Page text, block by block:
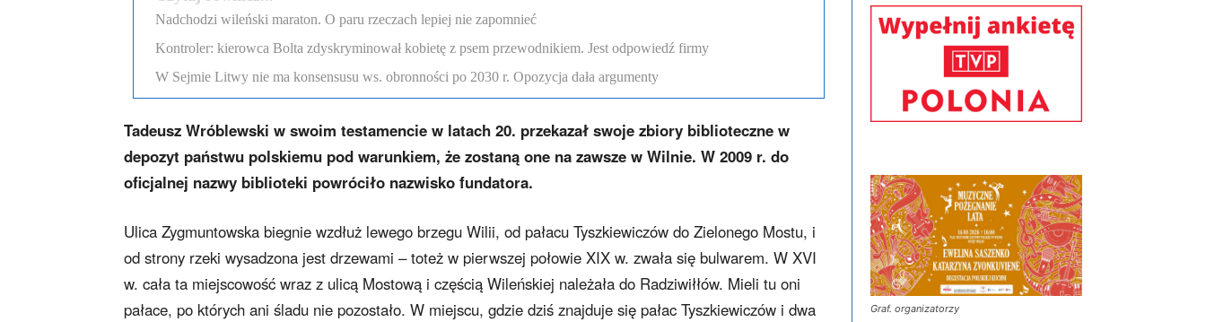
Nadchodzi wileński maraton. O paru rzeczach lepiej nie zapomnieć
Kontroler: kierowca Bolta zdyskryminował kobietę z psem przewodnikiem. Jest odpowiedź firmy
W Sejmie Litwy nie ma konsensusu ws. obronności po 2030 r. Opozycja dała argumenty
Tadeusz Wróblewski w swoim testamencie w latach 20. przekazał swoje zbiory biblioteczne w
depozyt państwu polskiemu pod warunkiem, że zostaną one na zawsze w Wilnie. W 2009 r. do
oficjalnej nazwy biblioteki powróciło nazwisko fundatora.
Ulica Zygmuntowska biegnie wzdłuż lewego brzegu Wilii, od pałacu Tyszkiewiczów do Zielonego Mostu, i
od strony rzeki wysadzona jest drzewami – toteż w pierwszej połowie XIX w. zwała się bulwarem. W XVI
w. cała ta miejscowość wraz z ulicą Mostową i częścią Wileńskiej należała do Radziwiłłów. Mieli tu oni
pałace, po których ani śladu nie pozostało. W miejscu, gdzie dziś znajduje się pałac Tyszkiewiczów i dwa
Graf. organizatorzy